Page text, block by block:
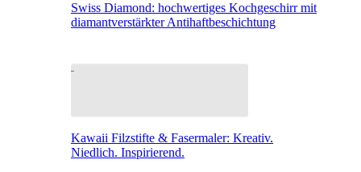
Swiss Diamond: hochwertiges Kochgeschirr mit
diamantverstärkter Antihaftbeschichtung
Kawaii Filzstifte & Fasermaler: Kreativ.
Niedlich. Inspirierend.